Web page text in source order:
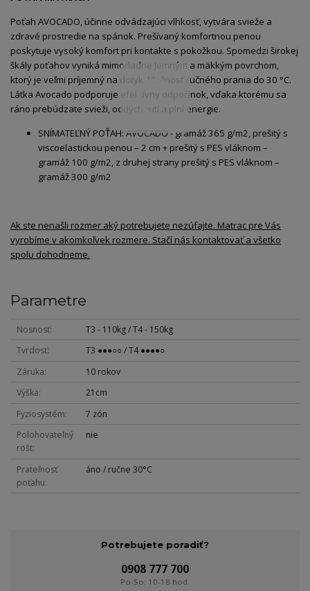
Poťah AVOCADO, účinne odvádzajúci vlhkosť, vytvára svieže a
zdravé prostredie na spánok. Prešívaný komfortnou penou
poskytuje vysoký komfort pri kontakte s pokožkou. Spomedzi širokej
škály poťahov vyniká mimoriadne jemným a mäkkým povrchom,
ktorý je veľmi príjemný na dotyk. Možnosť ručného prania do 30 °C.
Látka Avocado podporuje efektívny odpočinok, vďaka ktorému sa
ráno prebúdzate svieži, oddýchnutí a plní energie.
SNÍMATEĽNÝ POŤAH: AVOCADO - gramáž 365 g/m2, prešitý s
viscoelastickou penou – 2 cm + prešitý s PES vláknom –
gramáž 100 g/m2, z druhej strany prešitý s PES vláknom –
gramáž 300 g/m2
Ak ste nenašli rozmer aký potrebujete nezúfajte. Matrac pre Vás
vyrobíme v akomkoľvek rozmere. Stačí nás kontaktovať a všetko
spolu dohodneme.
Parametre
Nosnosť
T3 - 110kg / T4 - 150kg
Tvrdosť
T3 ●●●○○ / T4 ●●●●○
Záruka
10 rokov
Výška
21cm
Fyziosystém
7 zón
Polohovateľný
rošt
nie
Prateľnosť
poťahu
áno / ručne 30°C
Potrebujete poradiť?
0908 777 700
Po-So: 10-18 hod.